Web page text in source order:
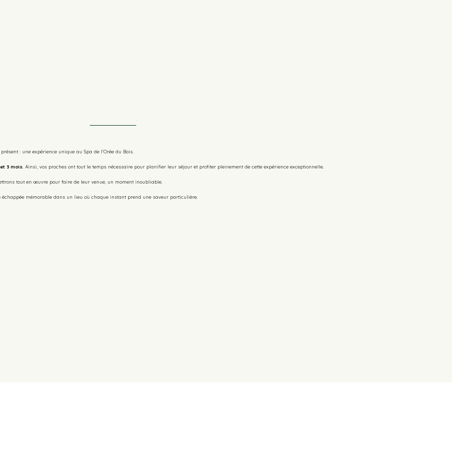
: une expérience unique au Spa de l'Orée du Bois.
3 mois . Ainsi, vos proches ont tout le temps nécessaire pour planifier leur séjour et profiter pleinement de cette expérience exceptionnelle.
tout en œuvre pour faire de leur venue, un moment inoubliable.
mémorable dans un lieu où chaque instant prend une saveur particulière.